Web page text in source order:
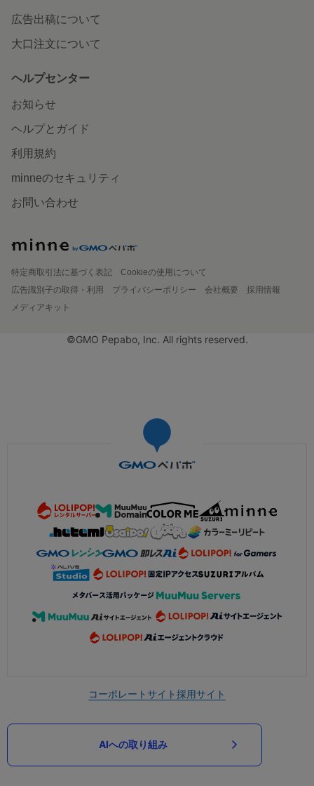
広告出稿について
大口注文について
ヘルプセンター
お知らせ
ヘルプとガイド
利用規約
minneのセキュリティ
お問い合わせ
特定商取引法に基づく表記
Cookieの使用について
広告識別子の取得・利用
プライバシーポリシー 会社概要
採用情報
メディアキット
©GMO Pepabo, Inc. All rights reserved.
コーポレートサイト採用サイト
AIへの取り組み